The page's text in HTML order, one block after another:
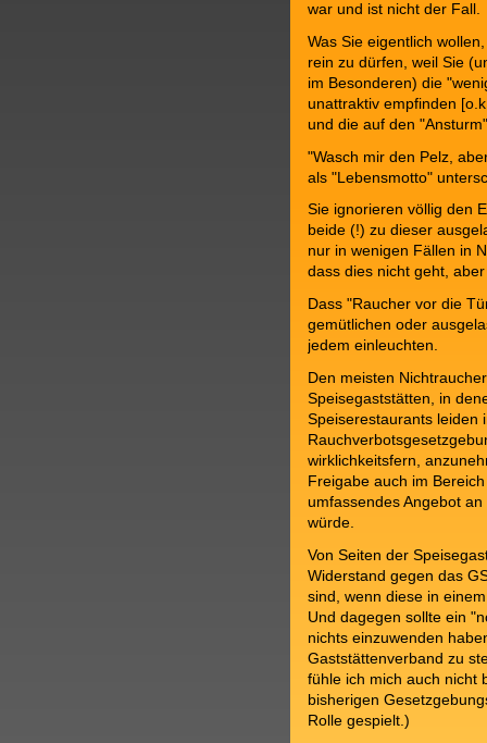
war und ist nicht der Fall.
Was Sie eigentlich
rein zu dürfen, weil Sie
im Besonderen) die
unattraktiv empfinden
und die auf den
"Wasch mir den Pelz,
als "Lebensmotto"
Sie ignorieren völlig den
beide (!) zu dieser
nur in wenigen Fällen in
dass dies nicht geht,
Dass "Raucher vor die
gemütlichen oder
jedem einleuchten.
Den meisten
Speisegaststätten, in
Speiserestaurants leiden
wirklichkeitsfern,
Freigabe auch im
umfassendes Angebot
würde.
Von Seiten der
Widerstand gegen das
sind, wenn diese in
Und dagegen sollte ein
nichts einzuwenden
Gaststättenverband zu
fühle ich mich auch nicht
bisherigen
Rolle gespielt.)